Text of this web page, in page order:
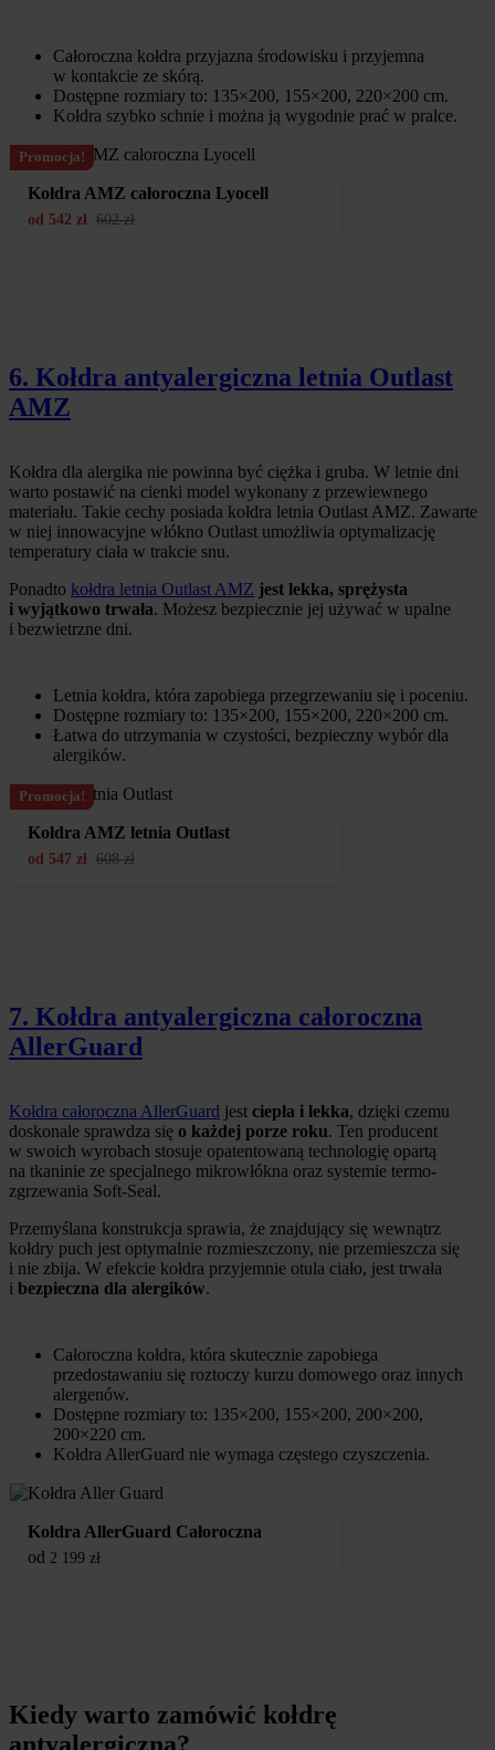
Całoroczna kołdra przyjazna środowisku i przyjemna
w kontakcie ze skórą.
Dostępne rozmiary to: 135×200, 155×200, 220×200 cm.
Kołdra szybko schnie i można ją wygodnie prać w pralce.
Promocja!
Kołdra AMZ całoroczna Lyocell
od 542 zł 602zł
6. Kołdra antyalergiczna letnia Outlast
AMZ
Kołdra dla alergika nie powinna być ciężka i gruba. W letnie dni
warto postawić na cienki model wykonany z przewiewnego
materiału. Takie cechy posiada kołdra letnia Outlast AMZ. Zawarte
w niej innowacyjne włókno Outlast umożliwia optymalizację
temperatury ciała w trakcie snu.
Ponadto kołdra letnia Outlast AMZ jest lekka, sprężysta
i wyjątkowo trwała. Możesz bezpiecznie jej używać w upalne
i bezwietrzne dni.
Letnia kołdra, która zapobiega przegrzewaniu się i poceniu.
Dostępne rozmiary to: 135×200, 155×200, 220×200 cm.
Łatwa do utrzymania w czystości, bezpieczny wybór dla
alergików.
Promocja!
Kołdra AMZ letnia Outlast
od 547 zł 608zł
7. Kołdra antyalergiczna całoroczna
AllerGuard
Kołdra całoroczna AllerGuard jest ciepła i lekka, dzięki czemu
doskonale sprawdza się o każdej porze roku. Ten producent
w swoich wyrobach stosuje opatentowaną technologię opartą
na tkaninie ze specjalnego mikrowłókna oraz systemie termo-
zgrzewania Soft-Seal.
Przemyślana konstrukcja sprawia, że znajdujący się wewnątrz
kołdry puch jest optymalnie rozmieszczony, nie przemieszcza się
i nie zbija. W efekcie kołdra przyjemnie otula ciało, jest trwała
i bezpieczna dla alergików.
Całoroczna kołdra, która skutecznie zapobiega
przedostawaniu się roztoczy kurzu domowego oraz innych
alergenów.
Dostępne rozmiary to: 135×200, 155×200, 200×200,
200×220 cm.
Kołdra AllerGuard nie wymaga częstego czyszczenia.
Kołdra AllerGuard Całoroczna
od 2 199 zł
Kiedy warto zamówić kołdrę